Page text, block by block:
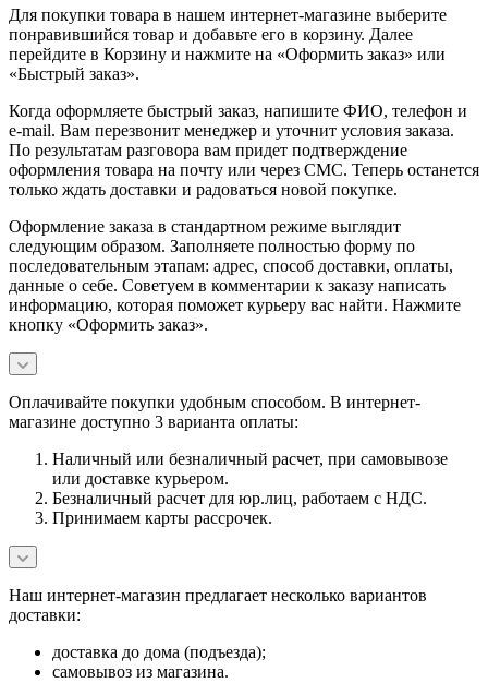
Для покупки товара в нашем интернет-магазине выберите
понравившийся товар и добавьте его в корзину. Далее
перейдите в Корзину и нажмите на «Оформить заказ» или
«Быстрый заказ».
Когда оформляете быстрый заказ, напишите ФИО, телефон и
e-mail. Вам перезвонит менеджер и уточнит условия заказа.
По результатам разговора вам придет подтверждение
оформления товара на почту или через СМС. Теперь останется
только ждать доставки и радоваться новой покупке.
Оформление заказа в стандартном режиме выглядит
следующим образом. Заполняете полностью форму по
последовательным этапам: адрес, способ доставки, оплаты,
данные о себе. Советуем в комментарии к заказу написать
информацию, которая поможет курьеру вас найти. Нажмите
кнопку «Оформить заказ».
Оплачивайте покупки удобным способом. В интернет-
магазине доступно 3 варианта оплаты:
Наличный или безналичный расчет, при самовывозе
или доставке курьером.
Безналичный расчет для юр.лиц, работаем с НДС.
Принимаем карты рассрочек.
Наш интернет-магазин предлагает несколько вариантов
доставки:
доставка до дома (подъезда);
самовывоз из магазина.